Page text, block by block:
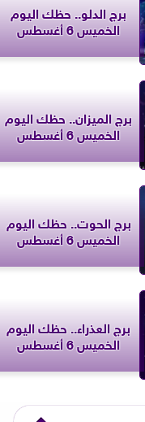
برج الدلو.. حظك اليوم
الخميس 6 أغسطس
برج الميزان.. حظك اليوم
الخميس 6 أغسطس
برج الحوت.. حظك اليوم
الخميس 6 أغسطس
برج العذراء.. حظك اليوم
الخميس 6 أغسطس